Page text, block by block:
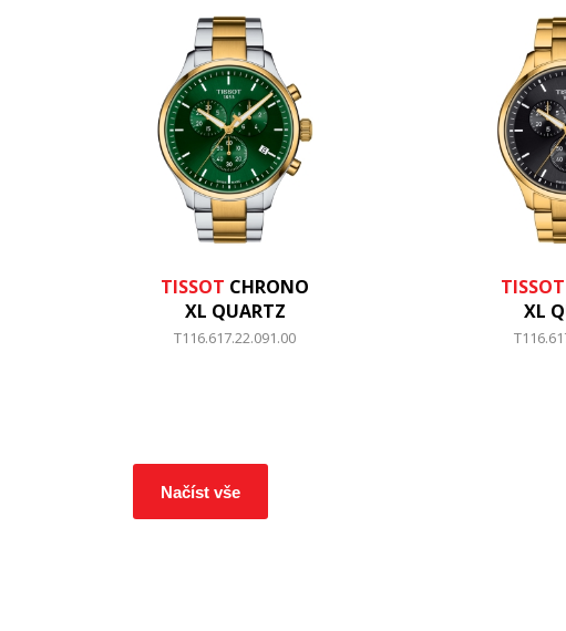
TISSOT CHRONO
XL QUARTZ
T116.617.22.091.00
TISSOT
XL
Načíst vše